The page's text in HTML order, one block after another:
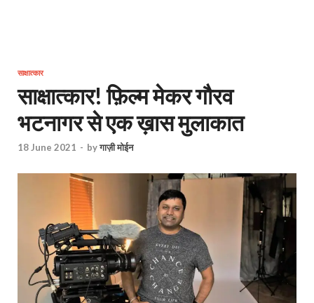
साक्षात्कार
साक्षात्कार! फ़िल्म मेकर गौरव
भटनागर से एक ख़ास मुलाकात
18 June 2021 - byगाज़ी मोईन